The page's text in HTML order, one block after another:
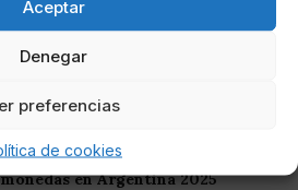
Aceptar
Denegar
preferencias
de cookies
Cripto Casinos Online en
Casinos Online con Bitcoin y
en Argentina 2025